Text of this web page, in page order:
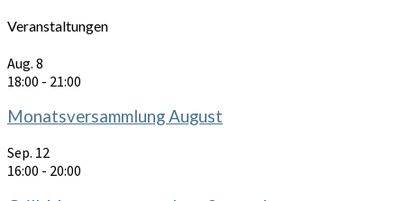
Veranstaltungen
Aug. 8
18:00 - 21:00
Monatsversammlung August
Sep. 12
16:00 - 20:00